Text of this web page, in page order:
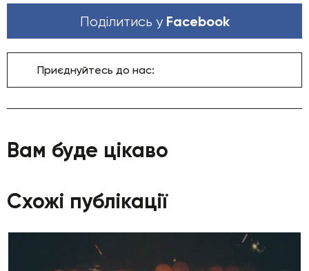
Поділитись у Facebook
Приєднуйтесь до нас:
Вам буде цікаво
Схожі публікації